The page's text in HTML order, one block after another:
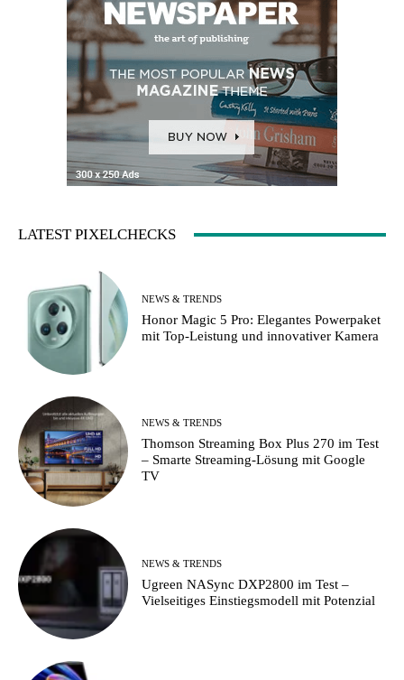
LATEST PIXELCHECKS
NEWS & TRENDS
Honor Magic 5 Pro: Elegantes Powerpaket
mit Top-Leistung und innovativer Kamera
NEWS & TRENDS
Thomson Streaming Box Plus 270 im Test
– Smarte Streaming-Lösung mit Google
TV
NEWS & TRENDS
Ugreen NASync DXP2800 im Test –
Vielseitiges Einstiegsmodell mit Potenzial